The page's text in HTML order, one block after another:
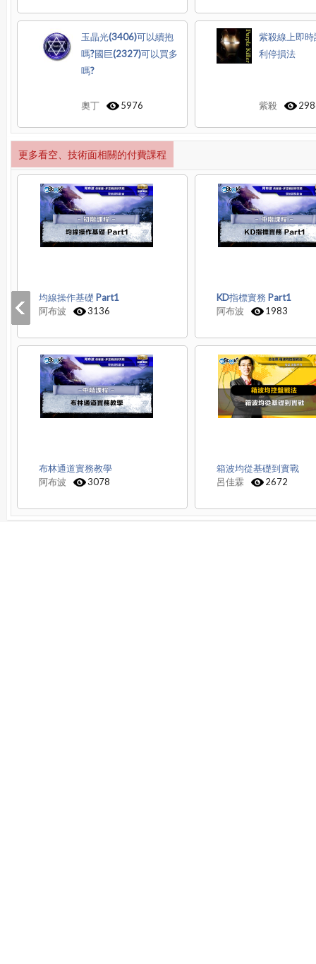
玉晶光(3406)可以續抱
嗎?國巨(2327)可以買多
嗎?
奧丁 5976
紫殺線上即
利停損法
紫殺
更多看空、技術面相關的付費課程
均線操作基礎 Part1
阿布波
3136
KD指標實務 Part1
阿布波
1983
布林通道實務教學
阿布波
3078
箱波均從基礎到實戰
呂佳霖
2672